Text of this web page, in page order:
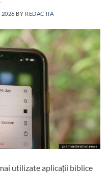
2026 BY REDACTIA
utilizate aplicații biblice